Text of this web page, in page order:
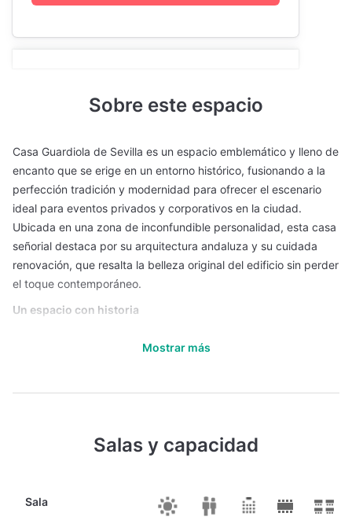
Sobre este espacio
Casa Guardiola de Sevilla es un espacio emblemático y lleno de
encanto que se erige en un entorno histórico, fusionando a la
perfección tradición y modernidad para ofrecer el escenario
ideal para eventos privados y corporativos en la ciudad.
Ubicada en una zona de inconfundible personalidad, esta casa
señorial destaca por su arquitectura andaluza y su cuidada
renovación, que resalta la belleza original del edificio sin perder
el toque contemporáneo.
Un espacio con historia
detalles arquitectónicos y decorativos únicos, que se integran
amplios salones, decorados con elegancia, ofrecen diversas
de empresa o celebraciones privadas. La luz natural que
que buscan impresionar a sus invitados.
Mostrar más
Salas y capacidad
Sala